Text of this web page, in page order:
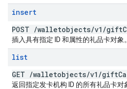
insert
POST /walletobjects/v1 /gift
插入具有指定 ID 和属性的礼品卡对象。
list
GET /walletobjects/v1 /gift
返回指定发卡机构 ID 的所有礼品卡对